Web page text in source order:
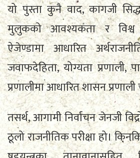
यो पुस्ता कुनै वाद, कागजी
मुलुकको आवश्यकता र विश्व
ऐजेण्डामा आधारित
जवाफदेहिता, योग्यता प्रणाली,
प्रणालीमा आधारित शासन
तसर्थ, आगामी निर्वाचन जेनजी
ठूलो राजनीतिक परीक्षा हो।